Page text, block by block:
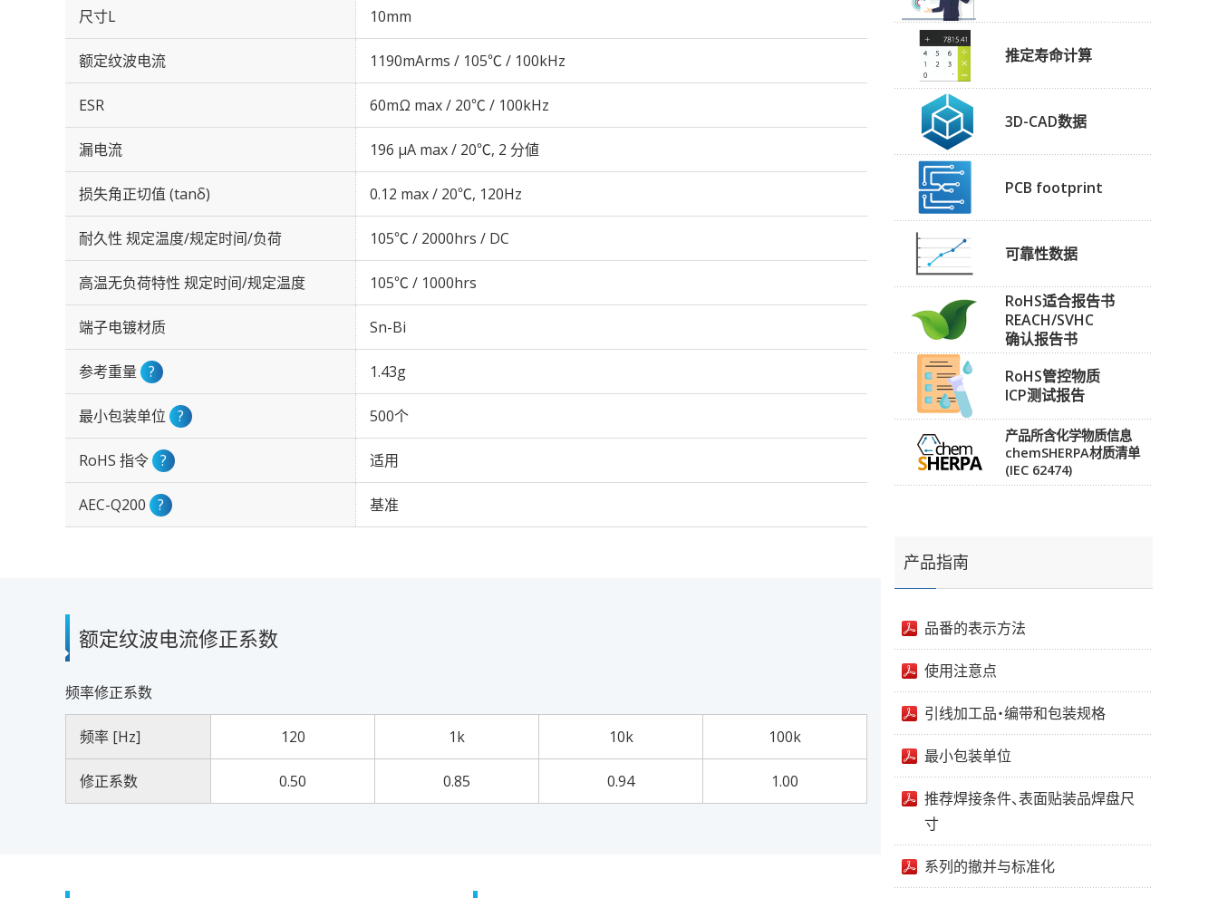
尺寸L 10mm
额定纹波电流 1190mArms / 105℃ / 100kHz
ESR 60mΩ max / 20℃ / 100kHz
漏电流 196 μA max / 20℃, 2 分値
损失角正切值 (tanδ) 0.12 max / 20℃, 120Hz
耐久性 规定温度/规定时间/负荷 105℃ / 2000hrs / DC
高温无负荷特性 规定时间/规定温度 105℃ / 1000hrs
端子电镀材质 Sn-Bi
参考重量 ? 1.43g
最小包装单位 ? 500个
RoHS 指令 ? 适用
AEC-Q200 ? 基准
额定纹波电流修正系数
频率修正系数
频率 [Hz] 120 1k 10k 100k
修正系数 0.50 0.85 0.94 1.00
推定寿命计算
3D-CAD数据
PCB footprint
可靠性数据
RoHS适合报告书
REACH/SVHC
确认报告书
RoHS管控物质
ICP测试报告
产品所含化学物质信息
chemSHERPA材质清单
(IEC 62474)
产品指南
品番的表示方法
使用注意点
引线加工品・编带和包装规格
最小包装单位
推荐焊接条件、表面贴装品焊盘尺
寸
系列的撤并与标准化